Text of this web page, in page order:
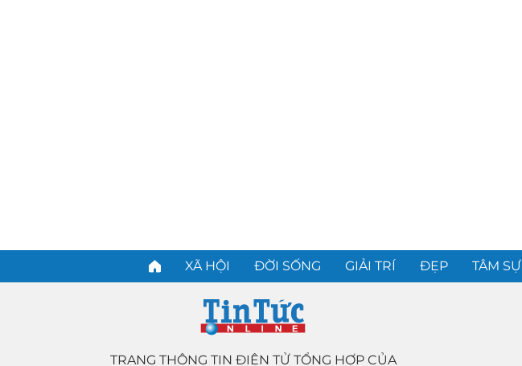
XÃ HỘI ĐỜI SỐNG GIẢI TRÍ ĐẸP TÂM SỰ
TRANG THÔNG TIN ĐIỆN TỬ TỔNG HỢP CỦA